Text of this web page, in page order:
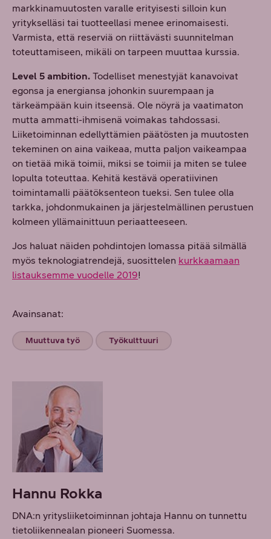
markkinamuutosten varalle erityisesti silloin kun
yritykselläsi tai tuotteellasi menee erinomaisesti.
Varmista, että reserviä on riittävästi suunnitelman
toteuttamiseen, mikäli on tarpeen muuttaa kurssia.
Level 5 ambition. Todelliset menestyjät kanavoivat
egonsa ja energiansa johonkin suurempaan ja
tärkeämpään kuin itseensä. Ole nöyrä ja vaatimaton
mutta ammatti-ihmisenä voimakas tahdossasi.
Liiketoiminnan edellyttämien päätösten ja muutosten
tekeminen on aina vaikeaa, mutta paljon vaikeampaa
on tietää mikä toimii, miksi se toimii ja miten se tulee
lopulta toteuttaa. Kehitä kestävä operatiivinen
toimintamalli päätöksenteon tueksi. Sen tulee olla
tarkka, johdonmukainen ja järjestelmällinen perustuen
kolmeen yllämainittuun periaatteeseen.
Jos haluat näiden pohdintojen lomassa pitää silmällä
myös teknologiatrendejä, suosittelen kurkkaamaan
listauksemme vuodelle 2019!
Avainsanat:
Muuttuva työ Työkulttuuri
Hannu Rokka
DNA:n yritysliiketoiminnan johtaja Hannu on tunnettu
tietoliikennealan pioneeri Suomessa.